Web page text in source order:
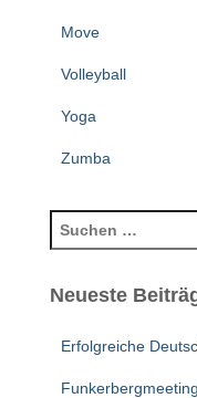
Move
Volleyball
Yoga
Zumba
u
h
Neueste
Erfolgreiche